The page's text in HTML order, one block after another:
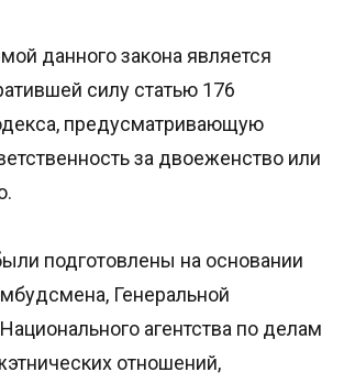
данного закона является
силу статью 176
предусматривающую
за двоеженство или
подготовлены на основании
Генеральной
агентства по делам
отношений,